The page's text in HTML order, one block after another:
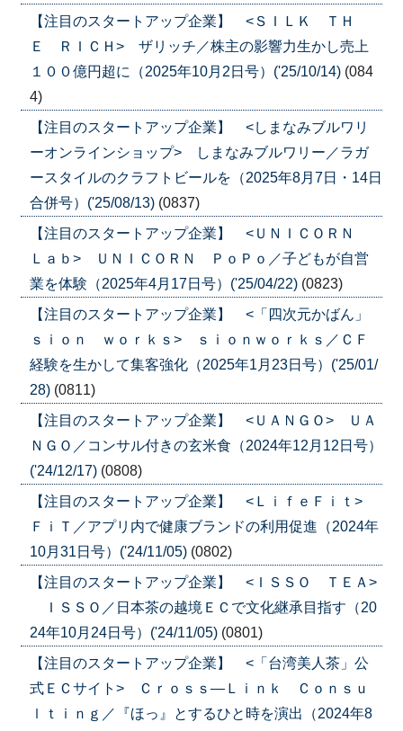
【注目のスタートアップ企業】 <ＳＩＬＫ ＴＨ
Ｅ ＲＩＣＨ> ザリッチ／株主の影響力生かし売上
１００億円超に（2025年10月2日号）('25/10/14) (084
4)
【注目のスタートアップ企業】 <しまなみブルワリ
ーオンラインショップ> しまなみブルワリー／ラガ
ースタイルのクラフトビールを（2025年8月7日・14日
合併号）('25/08/13) (0837)
【注目のスタートアップ企業】 <ＵＮＩＣＯＲＮ
Ｌａｂ> ＵＮＩＣＯＲＮ ＰｏＰｏ／子どもが自営
業を体験（2025年4月17日号）('25/04/22) (0823)
【注目のスタートアップ企業】 <「四次元かばん」
ｓｉｏｎ ｗｏｒｋｓ> ｓｉｏｎｗｏｒｋｓ／ＣＦ
経験を生かして集客強化（2025年1月23日号）('25/01/
28) (0811)
【注目のスタートアップ企業】 <ＵＡＮＧＯ> ＵＡ
ＮＧＯ／コンサル付きの玄米食（2024年12月12日号）
('24/12/17) (0808)
【注目のスタートアップ企業】 <ＬｉｆｅＦｉｔ>
ＦｉＴ／アプリ内で健康ブランドの利用促進（2024年
10月31日号）('24/11/05) (0802)
【注目のスタートアップ企業】 <ＩＳＳＯ ＴＥＡ>
ＩＳＳＯ／日本茶の越境ＥＣで文化継承目指す（20
24年10月24日号）('24/11/05) (0801)
【注目のスタートアップ企業】 <「台湾美人茶」公
式ＥＣサイト> Ｃｒｏｓｓ―Ｌｉｎｋ Ｃｏｎｓｕ
ｌｔｉｎｇ／『ほっ』とするひと時を演出（2024年8